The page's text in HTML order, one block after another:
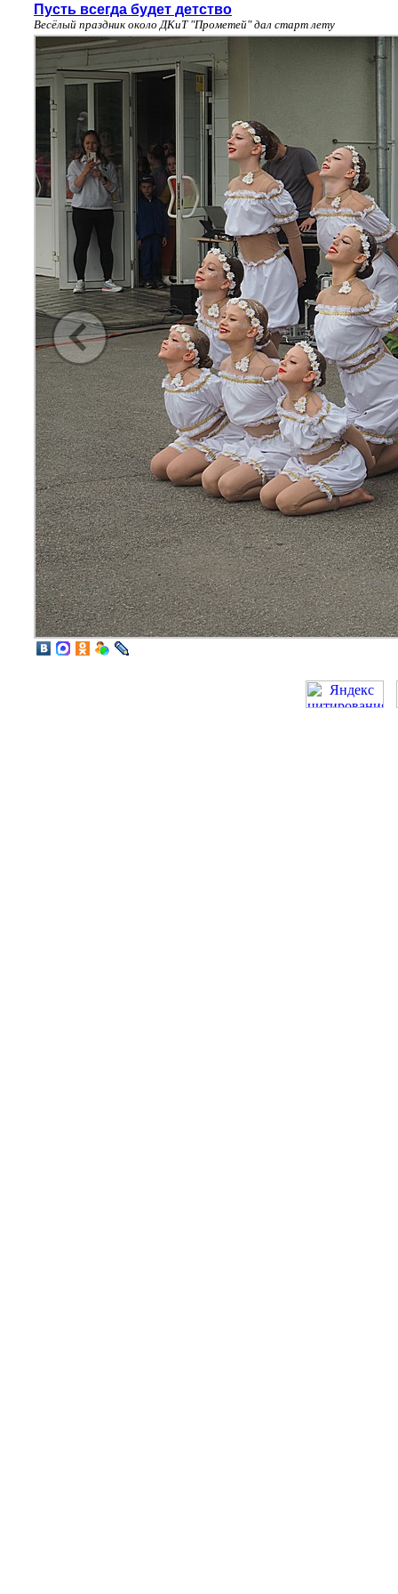
Пусть всегда будет детство
Весёлый праздник около ДКиТ "Прометей" дал старт лету